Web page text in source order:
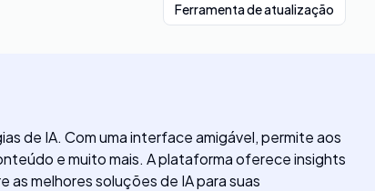
Ferramenta de atualização
de IA. Com uma interface amigável, permite aos
e muito mais. A plataforma oferece insights
melhores soluções de IA para suas